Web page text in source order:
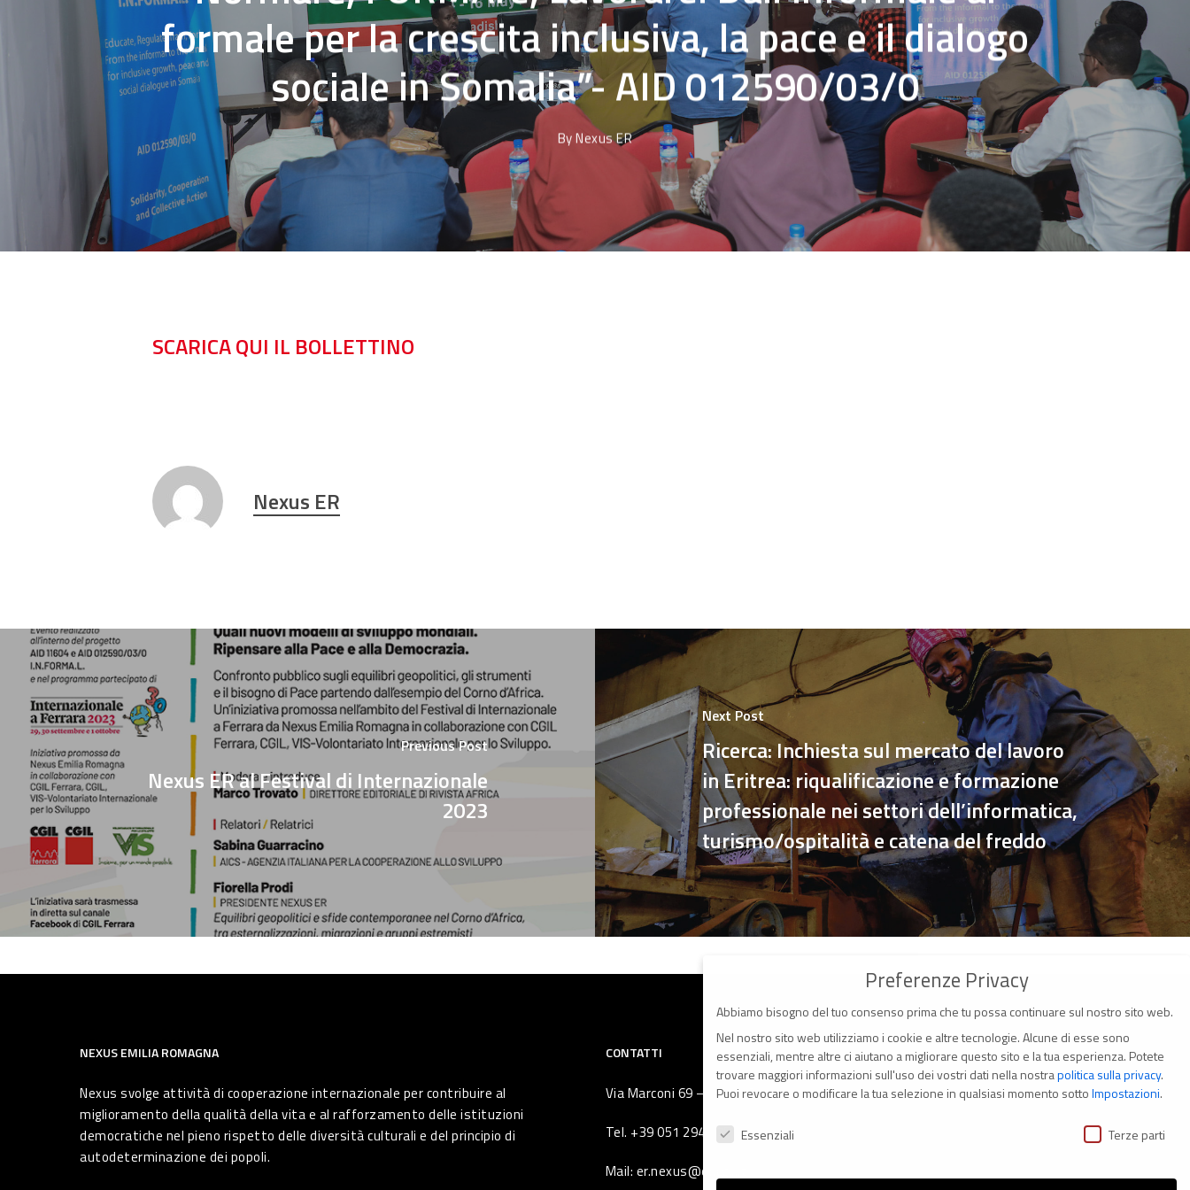
formale per la crescita inclusiva, la pace e il dialogo
sociale in Somalia”- AID 012590/03/0
ByNexus ER
SCARICA QUI IL BOLLETTINO
Nexus ER
Previous Post
Nexus ER al Festival di Internazionale
2023
Next Post
Ricerca: Inchiesta sul mercato del lavoro
in Eritrea: riqualificazione e formazione
professionale nei settori dell’informatica,
turismo/ospitalità e catena del freddo
NEXUS EMILIA ROMAGNA
Nexus svolge attività di cooperazione internazionale per contribuire al
miglioramento della qualità della vita e al rafforzamento delle istituzioni
democratiche nel pieno rispetto delle diversità culturali e del principio di
autodeterminazione dei popoli.
CONTATTI
Via Marconi 69 – 40122 Bologna (Italia)
Tel. +39 051 294 775
Mail: er.nexus@er.cgil.it
Preferenze Privacy
Abbiamo bisogno del tuo consenso prima che tu possa continuare sul nostro sito web.
Nel nostro sito web utilizziamo i cookie e altre tecnologie. Alcune di esse sono
essenziali, mentre altre ci aiutano a migliorare questo sito e la tua esperienza. Potete
trovare maggiori informazioni sull'uso dei vostri dati nella nostrapolitica sulla privacy.
Puoi revocare o modificare la tua selezione in qualsiasi momento sottoImpostazioni.
Preferenze Privacy
Essenziali Terze parti